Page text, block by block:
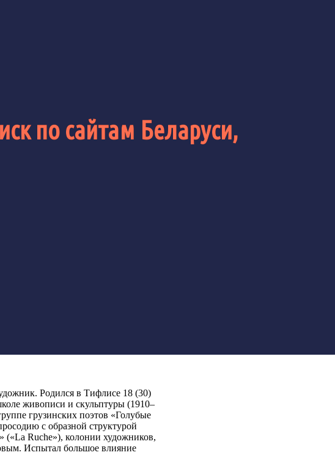
по сайтам Беларуси,
Родился в Тифлисе 18 (30)
живописи и скульптуры (1910–
грузинских поэтов «Голубые
с образной структурой
(«La Ruche»), колонии художников,
Испытал большое влияние